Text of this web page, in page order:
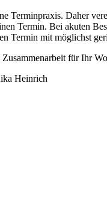
Terminpraxis. Daher
Termin. Bei akuten
Termin mit möglichst
für Ihr
Heinrich